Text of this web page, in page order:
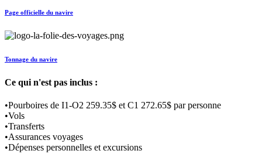
Page officielle du navire
Tonnage du navire
Ce qui n'est pas inclus :
•Pourboires de I1-O2 259.35$ et C1 272.65$ par personne
•Vols
•Transferts
•Assurances voyages
•Dépenses personnelles et excursions